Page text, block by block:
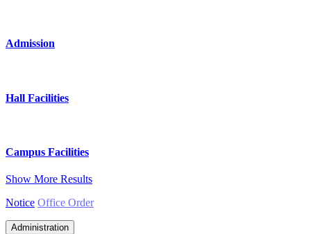
Admission
Hall Facilities
Campus Facilities
Show More Results
Notice Office Order
Administration